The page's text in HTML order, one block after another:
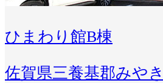
ひまわり館B棟
佐賀県三養基郡みや